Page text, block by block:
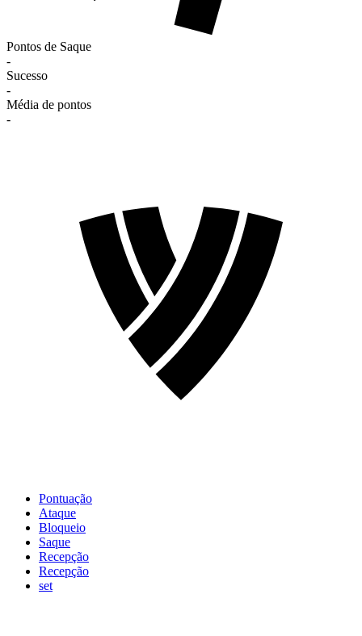
Pontos de Saque
-
Sucesso
-
Média de pontos
-
Pontuação
Ataque
Bloqueio
Saque
Recepção
Recepção
set